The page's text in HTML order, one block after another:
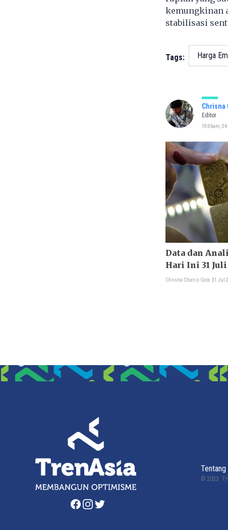
kemungkinan
stabilisasi
Tags: Harga
Chrisna
Editor
10:06am,
Data dan
Hari Ini 31 Juli
Chrisna Chanis Cara 31 Jul
Facebook
Instagram
Twitter
Tentang
© 2023.